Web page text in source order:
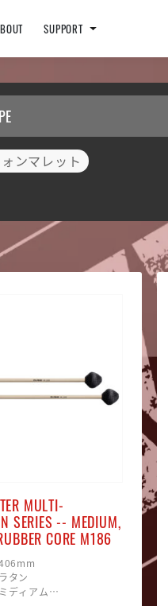
SUPPORT
ンマレット
MULTI-
SERIES -- MEDIUM,
CORE M186
ン
ディアム